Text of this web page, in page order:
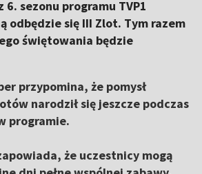
6. sezonu programu TVP1
odbędzie się III Zlot. Tym razem
świętowania będzie
przypomina, że pomysł
narodził się jeszcze podczas
programie.
że uczestnicy mogą